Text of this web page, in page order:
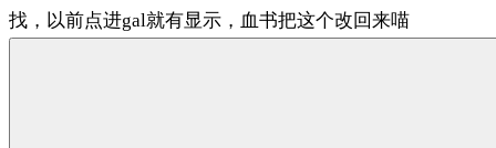
找，以前点进gal就有显示，血书把这个改回来喵